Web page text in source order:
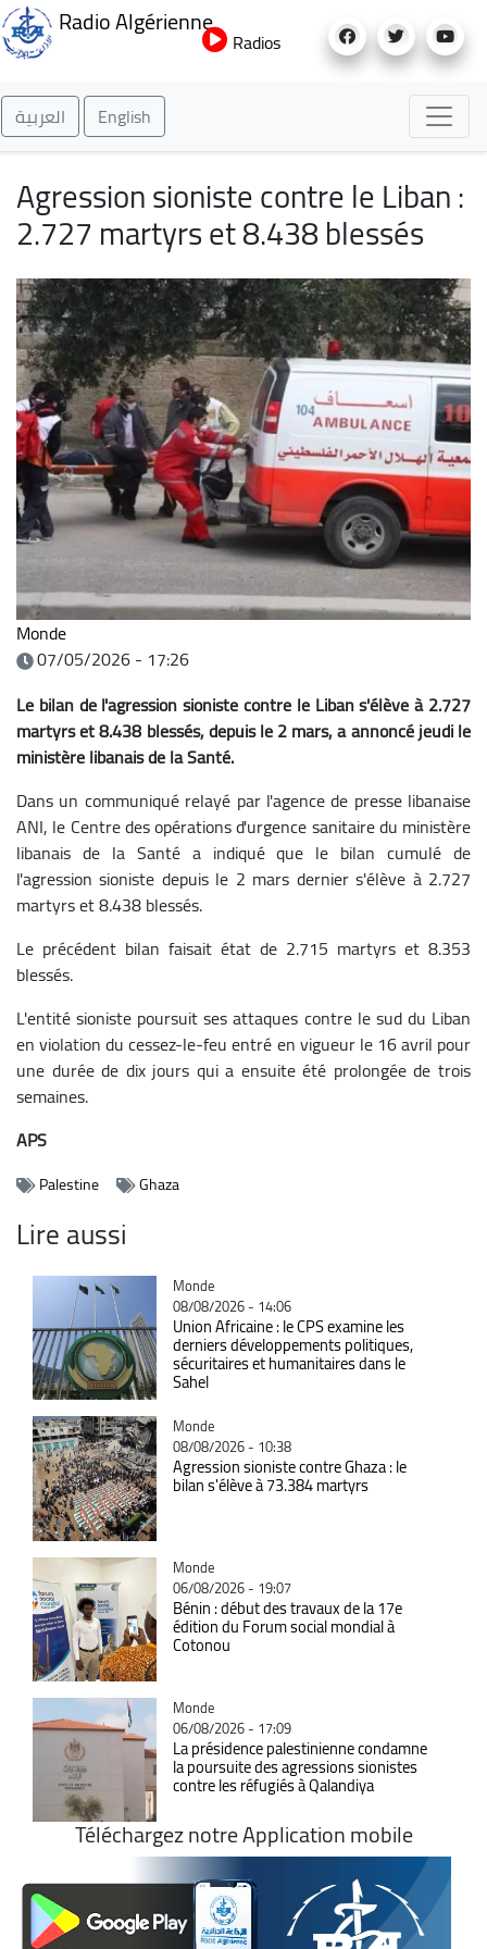
au
Radio Algérienne
Radios
العربية English
Agression sioniste contre le Liban :
2.727 martyrs et 8.438 blessés
Monde
07/05/2026 - 17:26
Le bilan de l'agression sioniste contre le Liban s'élève à 2.727
martyrs et 8.438 blessés, depuis le 2 mars, a annoncé jeudi le
ministère libanais de la Santé.
Dans un communiqué relayé par l'agence de presse libanaise
ANI, le Centre des opérations d'urgence sanitaire du ministère
libanais de la Santé a indiqué que le bilan cumulé de
l'agression sioniste depuis le 2 mars dernier s'élève à 2.727
martyrs et 8.438 blessés.
Le précédent bilan faisait état de 2.715 martyrs et 8.353
blessés.
L'entité sioniste poursuit ses attaques contre le sud du Liban
en violation du cessez-le-feu entré en vigueur le 16 avril pour
une durée de dix jours qui a ensuite été prolongée de trois
semaines.
APS
Palestine Ghaza
Lire aussi
Catégorie
Monde
08/08/2026 - 14:06
Union Africaine : le CPS examine les
derniers développements politiques,
sécuritaires et humanitaires dans le
Sahel
Catégorie
Monde
08/08/2026 - 10:38
Agression sioniste contre Ghaza : le
bilan s'élève à 73.384 martyrs
Catégorie
Monde
06/08/2026 - 19:07
Bénin : début des travaux de la 17e
édition du Forum social mondial à
Cotonou
Catégorie
Monde
06/08/2026 - 17:09
La présidence palestinienne condamne
la poursuite des agressions sionistes
contre les réfugiés à Qalandiya
Téléchargez notre Application mobile